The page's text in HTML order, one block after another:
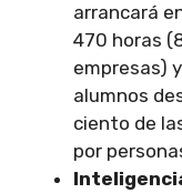
arrancará
470 horas
empresas)
alumnos
ciento de
por